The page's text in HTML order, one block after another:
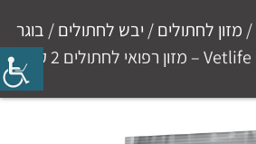
/ מזון לחתולים/ יבש לחתולים/ בוגר